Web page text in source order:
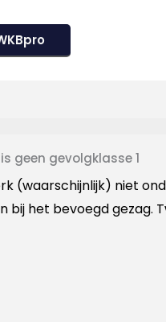
geen gevolgklasse 1
(waarschijnlijk) niet
het bevoegd gezag.